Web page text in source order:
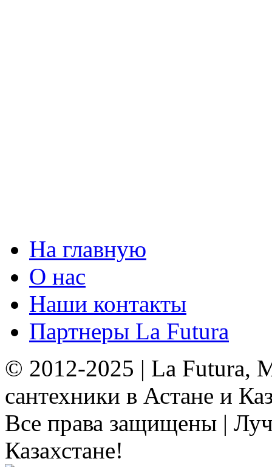
На главную
О нас
Наши контакты
Партнеры La Futura
© 2012-2025 | La Futura,
сантехники в Астане и
Все права защищены |
Казахстане!